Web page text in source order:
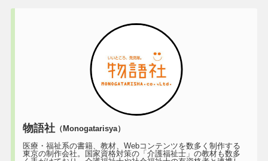
物語社（Monogatarisya）
医療・福祉系の書籍、教材、Webコンテンツを数多く制作する
東京の制作会社。国家資格対策の「介護福祉士」の教材も数多